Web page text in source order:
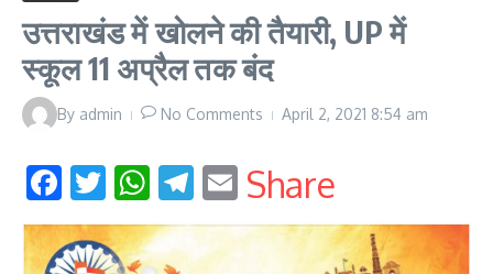
उत्तराखंड में खोलने की तैयारी, UP में
स्कूल 11 अप्रैल तक बंद
By admin No Comments April 2, 2021 8:54 am
Facebook
Twitter
WhatsApp
Telegram
Email
Share